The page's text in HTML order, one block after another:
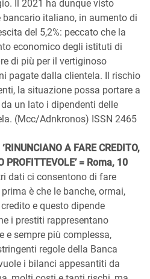
Il 2021 ha dunque visto
bancario italiano, in aumento di
del 5,2%: peccato che la
economico degli istituti di
di più per il vertiginoso
pagate dalla clientela. Il rischio
la situazione possa portare a
un lato i dipendenti delle
(Mcc/Adnkronos) ISSN 2465
A FARE CREDITO,
PROFITTEVOLE’ = Roma, 10
dati ci consentono di fare
è che le banche, ormai,
e questo dipende
i prestiti rappresentano
e sempre più complessa,
regole della Banca
i bilanci appesantiti da